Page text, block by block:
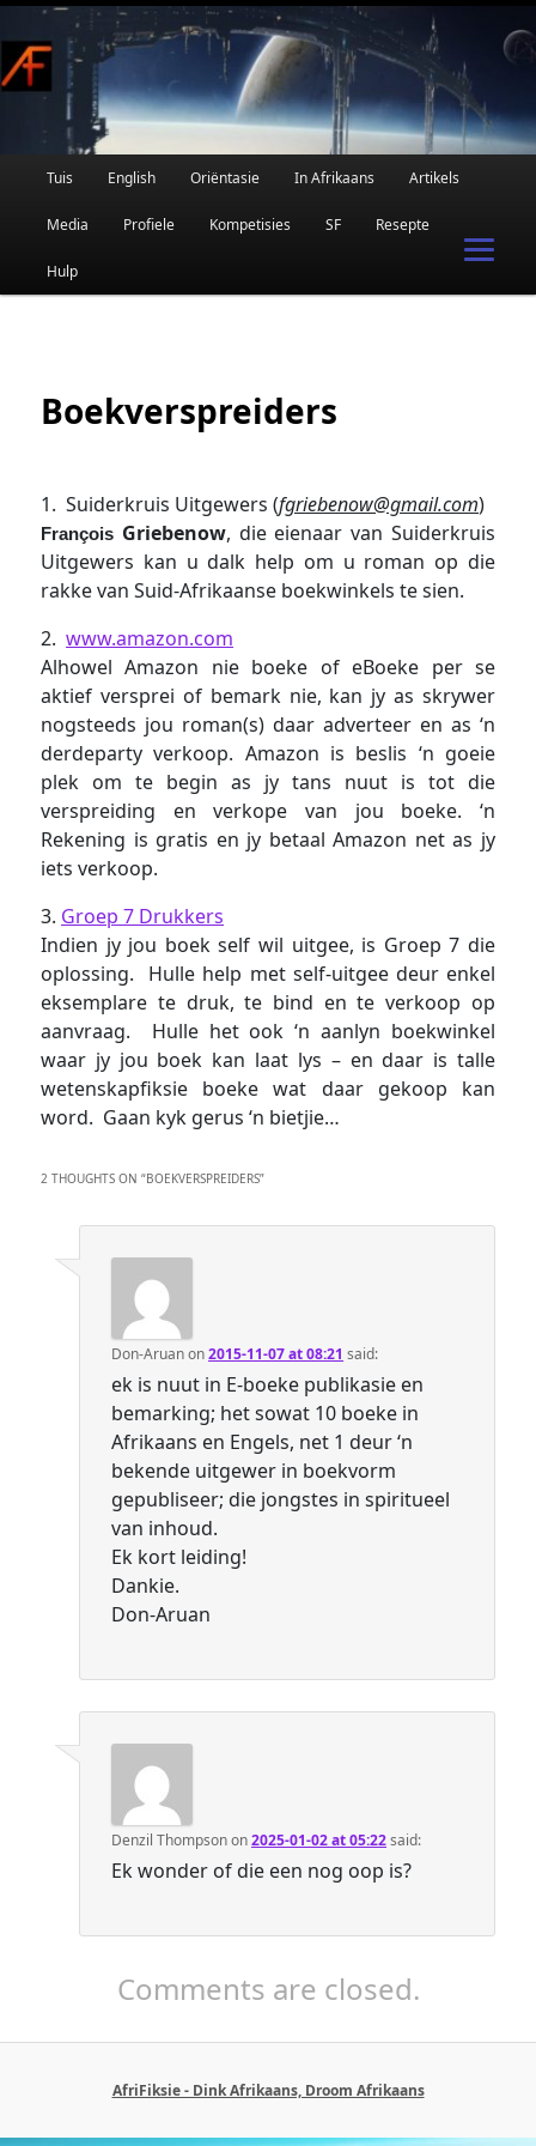
Skip
to
primary
content
Afrikaanse Wetenskapfiksie en Fantasie
Main
Tuis English Oriëntasie In Afrikaans Artikels
Media Profiele Kompetisies SF Resepte
Hulp
Boekverspreiders
1. Suiderkruis Uitgewers (fgriebenow@gmail.com)
François Griebenow, die eienaar van Suiderkruis
Uitgewers kan u dalk help om u roman op die
rakke van Suid-Afrikaanse boekwinkels te sien.
2.www.amazon.com
Alhowel Amazon nie boeke of eBoeke per se
aktief versprei of bemark nie, kan jy as skrywer
nogsteeds jou roman(s) daar adverteer en as ‘n
derdeparty verkoop. Amazon is beslis ‘n goeie
plek om te begin as jy tans nuut is tot die
verspreiding en verkope van jou boeke. ‘n
Rekening is gratis en jy betaal Amazon net as jy
iets verkoop.
3. Groep 7 Drukkers
Indien jy jou boek self wil uitgee, is Groep 7 die
oplossing. Hulle help met self-uitgee deur enkel
eksemplare te druk, te bind en te verkoop op
aanvraag. Hulle het ook ‘n aanlyn boekwinkel
waar jy jou boek kan laat lys – en daar is talle
wetenskapfiksie boeke wat daar gekoop kan
word. Gaan kyk gerus ‘n bietjie…
2 THOUGHTS ON “BOEKVERSPREIDERS”
Don-Aruanon2015-11-07 at 08:21 said:
ek is nuut in E-boeke publikasie en
bemarking; het sowat 10 boeke in
Afrikaans en Engels, net 1 deur ‘n
bekende uitgewer in boekvorm
gepubliseer; die jongstes in spiritueel
van inhoud.
Ek kort leiding!
Dankie.
Don-Aruan
Denzil Thompsonon2025-01-02 at 05:22said:
Ek wonder of die een nog oop is?
Comments are closed.
AfriFiksie - Dink Afrikaans, Droom Afrikaans